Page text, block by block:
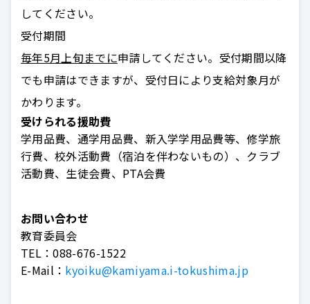
してください。
受付期間
毎年5月上旬までに申請してください。受付期間以降
でも申請はできますが、受付日により支給対象月が
かわります。
受けられる援助費
学用品費、通学用品費、新入学学用品費等、修学旅
行費、校外活動費（宿泊を伴わないもの）、クラブ
活動費、生徒会費、PTA会費
お問い合わせ
教育委員会
TEL：088-676-1522
E-Mail： kyoiku@kamiyama.i-tokushima.jp